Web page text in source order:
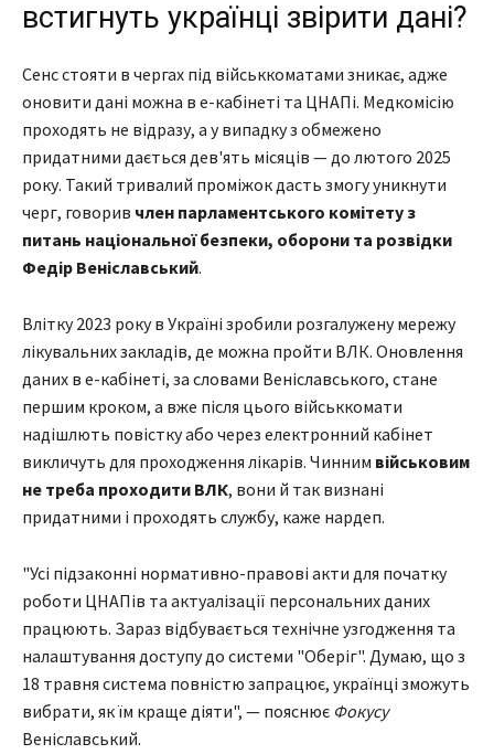
встигнуть українці звірити дані?
Сенс стояти в чергах під військкоматами зникає, адже
оновити дані можна в е-кабінеті та ЦНАПі. Медкомісію
проходять не відразу, а у випадку з обмежено
придатними дається дев'ять місяців — до лютого 2025
року. Такий тривалий проміжок дасть змогу уникнути
черг, говорив член парламентського комітету з
питань національної безпеки, оборони та розвідки
Федір Веніславський.
Влітку 2023 року в Україні зробили розгалужену мережу
лікувальних закладів, де можна пройти ВЛК. Оновлення
даних в е-кабінеті, за словами Веніславського, стане
першим кроком, а вже після цього військкомати
надішлють повістку або через електронний кабінет
викличуть для проходження лікарів. Чинним військовим
не треба проходити ВЛК, вони й так визнані
придатними і проходять службу, каже нардеп.
"Усі підзаконні нормативно-правові акти для початку
роботи ЦНАПів та актуалізації персональних даних
працюють. Зараз відбувається технічне узгодження та
налаштування доступу до системи "Оберіг". Думаю, що з
18 травня система повністю запрацює, українці зможуть
вибрати, як їм краще діяти", — пояснює Фокусу
Веніславський.